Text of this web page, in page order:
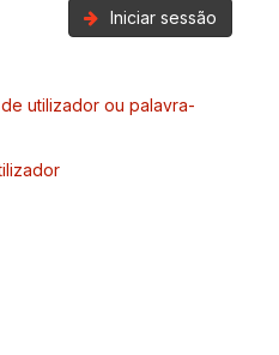
Iniciar sessão
utilizador ou palavra-